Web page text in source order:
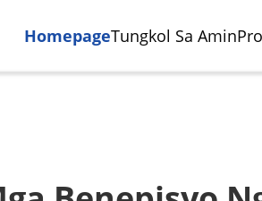
HomepageTungkol Sa Amin